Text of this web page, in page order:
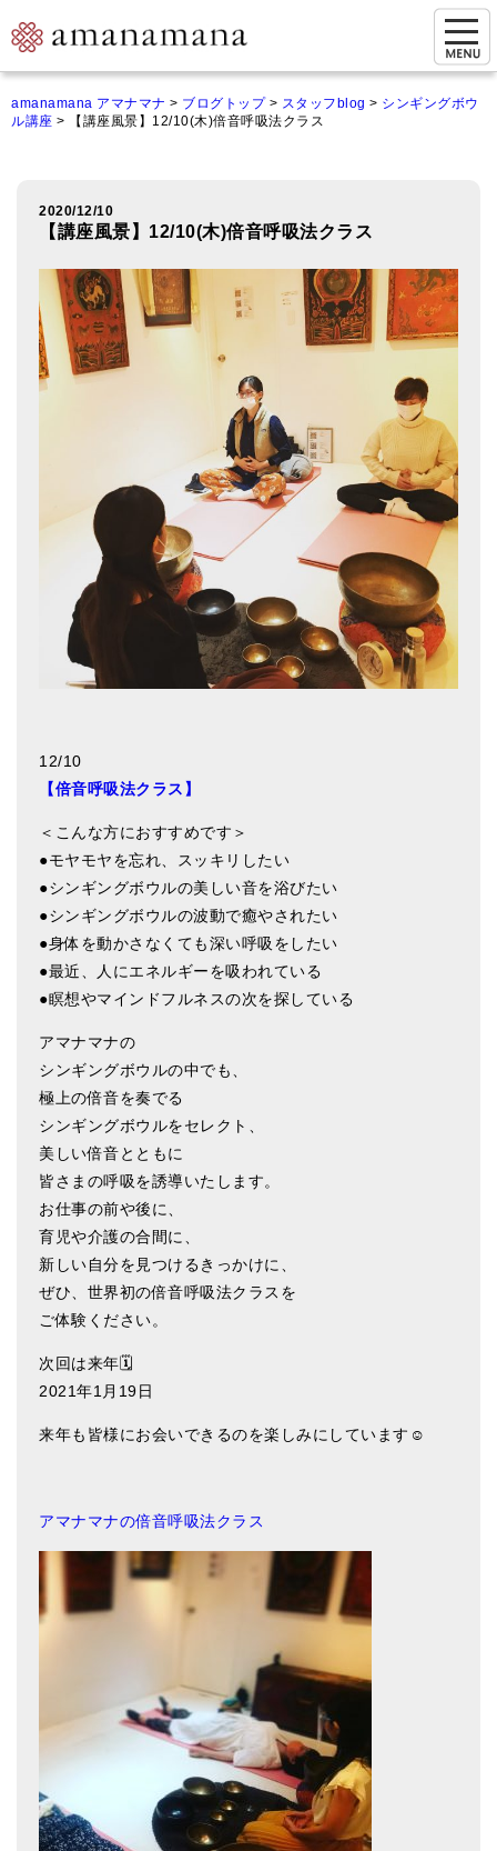
ご来店&購入
オンライン相談&購入
シンギングボウル講座
倍音呼吸法レッスン
アマナマナのシンギングボウル
チベット・シンギングボウル
新・鍛造スペシャル
マンダラ彫（黒・渋金）
お得なアマナマナ・セット
スティック・マレット・リング（台座）
アマナマナのティンシャ
プレミアム・ティンシャ（L・M）
ベーシック・ティンシャ（4種）
チベット・真マントラ香
お香定期購入（ラクとくサブスク）
チベット高僧のオラクルカード
ベル＆ドルジェ
シンギングボウル入門本・CD
アウトレット
神々とつながるジュエリー
ヒーリング・マンダラポスター
亡命チベット人尼僧のお守り・チャーム
チベット・マントラ・ヒーリングCD
ギフトラッピング
倍音呼吸法レッスン
上級講座
amanamana アマナマナ > ブログトップ> スタッフblog > シンギングボウ
ル講座 > 【講座風景】12/10(木)倍音呼吸法クラス
2020/12/10
【講座風景】12/10(木)倍音呼吸法クラス
12/10
【倍音呼吸法クラス】
＜こんな方におすすめです＞
●モヤモヤを忘れ、スッキリしたい
●シンギングボウルの美しい音を浴びたい
●シンギングボウルの波動で癒やされたい
●身体を動かさなくても深い呼吸をしたい
●最近、人にエネルギーを吸われている
●瞑想やマインドフルネスの次を探している
アマナマナの
シンギングボウルの中でも、
極上の倍音を奏でる
シンギングボウルをセレクト、
美しい倍音とともに
皆さまの呼吸を誘導いたします。
お仕事の前や後に、
育児や介護の合間に、
新しい自分を見つけるきっかけに、
ぜひ、世界初の倍音呼吸法クラスを
ご体験ください。
次回は来年🗓
2021年1月19日
来年も皆様にお会いできるのを楽しみにしています☺️
アマナマナの倍音呼吸法クラス